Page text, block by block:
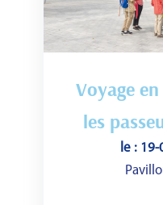
Voyage
les
le :